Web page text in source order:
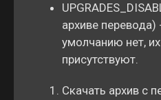
архиве
умолчанию нет,
присутствуют.
Скачать архив с